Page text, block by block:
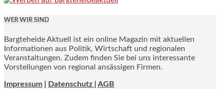
WER WIR SIND
Bargteheide Aktuell ist ein online Magazin mit aktuellen
Informationen aus Politik, Wirtschaft und regionalen
Veranstaltungen. Zudem finden Sie bei uns interessante
Vorstellungen von regional ansässigen Firmen.
Impressum Datenschutz | AGB